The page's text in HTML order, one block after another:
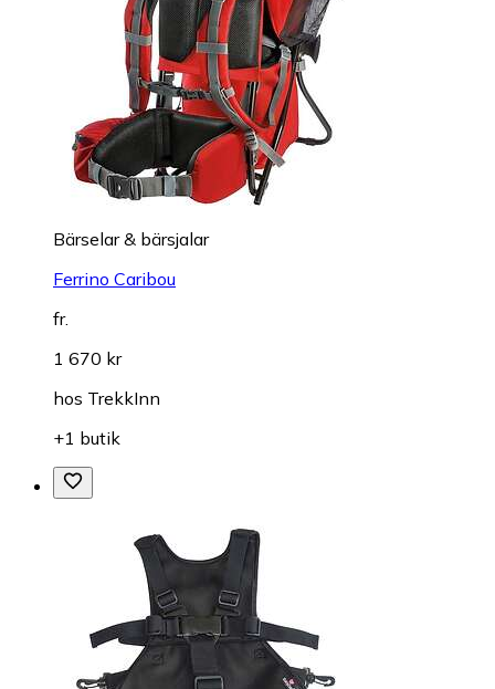
Bärselar & bärsjalar
Ferrino Caribou
fr.
1 670 kr
hos TrekkInn
+1 butik